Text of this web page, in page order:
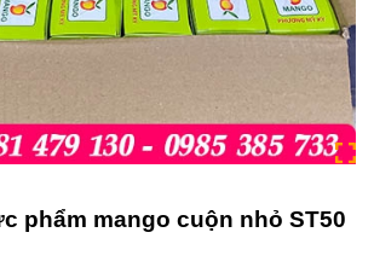
phẩm mango cuộn nhỏ ST50